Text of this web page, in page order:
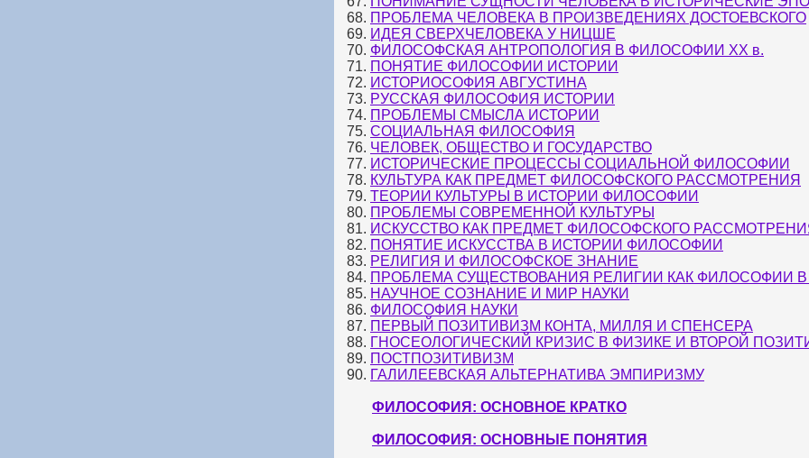
68. ПРОБЛЕМА ЧЕЛОВЕКА В ПРОИЗВЕДЕНИЯХ ДОСТОЕВСКОГО
69. ИДЕЯ СВЕРХЧЕЛОВЕКА У НИЦШЕ
70. ФИЛОСОФСКАЯ АНТРОПОЛОГИЯ В ФИЛОСОФИИ XX в.
71. ПОНЯТИЕ ФИЛОСОФИИ ИСТОРИИ
72. ИСТОРИОСОФИЯ АВГУСТИНА
73. РУССКАЯ ФИЛОСОФИЯ ИСТОРИИ
74. ПРОБЛЕМЫ СМЫСЛА ИСТОРИИ
75. СОЦИАЛЬНАЯ ФИЛОСОФИЯ
76. ЧЕЛОВЕК, ОБЩЕСТВО И ГОСУДАРСТВО
77. ИСТОРИЧЕСКИЕ ПРОЦЕССЫ СОЦИАЛЬНОЙ ФИЛОСОФИИ
78. КУЛЬТУРА КАК ПРЕДМЕТ ФИЛОСОФСКОГО РАССМОТРЕНИЯ
79. ТЕОРИИ КУЛЬТУРЫ В ИСТОРИИ ФИЛОСОФИИ
80. ПРОБЛЕМЫ СОВРЕМЕННОЙ КУЛЬТУРЫ
81. ИСКУССТВО КАК ПРЕДМЕТ ФИЛОСОФСКОГО
82. ПОНЯТИЕ ИСКУССТВА В ИСТОРИИ ФИЛОСОФИИ
83. РЕЛИГИЯ И ФИЛОСОФСКОЕ ЗНАНИЕ
84. ПРОБЛЕМА СУЩЕСТВОВАНИЯ РЕЛИГИИ КАК ФИЛОСОФИИ В
85. НАУЧНОЕ СОЗНАНИЕ И МИР НАУКИ
86. ФИЛОСОФИЯ НАУКИ
87. ПЕРВЫЙ ПОЗИТИВИЗМ КОНТА, МИЛЛЯ И СПЕНСЕРА
88. ГНОСЕОЛОГИЧЕСКИЙ КРИЗИС В ФИЗИКЕ И ВТОРОЙ
89. ПОСТПОЗИТИВИЗМ
90. ГАЛИЛЕЕВСКАЯ АЛЬТЕРНАТИВА ЭМПИРИЗМУ
ФИЛОСОФИЯ: ОСНОВНОЕ КРАТКО
ФИЛОСОФИЯ: ОСНОВНЫЕ ПОНЯТИЯ